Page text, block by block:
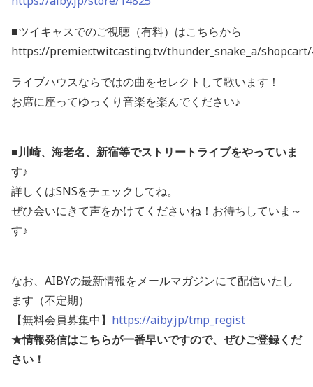
■ツイキャスでのご視聴（有料）はこちらから
https://premier.twitcasting.tv/thunder_snake_a/shopcart/
ライブハウスならではの曲をセレクトして歌います！
お席に座ってゆっくり音楽を楽んでください♪
■川崎、海老名、新宿等でストリートライブをやっていま
す♪
詳しくはSNSをチェックしてね。
ぜひ会いにきて声をかけてくださいね！お待ちしていま～
す♪
なお、AIBYの最新情報をメールマガジンにて配信いたし
ます（不定期）
【無料会員募集中】 https://aiby.jp/tmp_regist
★情報発信はこちらが一番早いですので、ぜひご登録くだ
さい！